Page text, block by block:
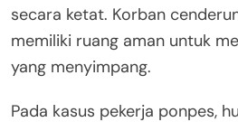
secara ketat. Korban
memiliki ruang aman untuk
yang menyimpang.
Pada kasus pekerja ponpes,